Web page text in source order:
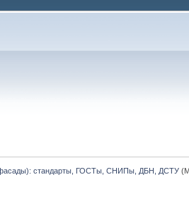
фасады): стандарты, ГОСТы, СНИПы, ДБН, ДСТУ